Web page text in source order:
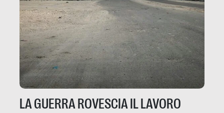
LA GUERRA ROVESCIA IL LAVORO